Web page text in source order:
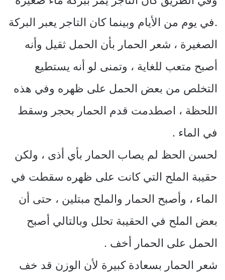
.في يوم من الأيام وبينما كان التاجر يعبر البركة
الصغيرة ، شعر الحمار بأن الحمل ثقيل وأنه
أصبح متعب للغاية ، وتمنى لو أنه يستطيع
التخلص من بعض الحمل على ظهره وفي هذه
اللحظة ، اصطدمت قدم الحمار بحجر وسقط
في الماء .
لحسن الحظ لم يصاب الحمار بأي أذى ، ولكن
حقيبة الملح التي كانت على ظهره سقطت في
الماء ، وأصبح الحمار والملح مبتلين ، حتى أن
بعض الملح في الحقيبة تحلل وبالتالي أصبح
الحمل على الحمار أخف .
شعر الحمار بسعادة كبيرة لأن الوزن قد خف